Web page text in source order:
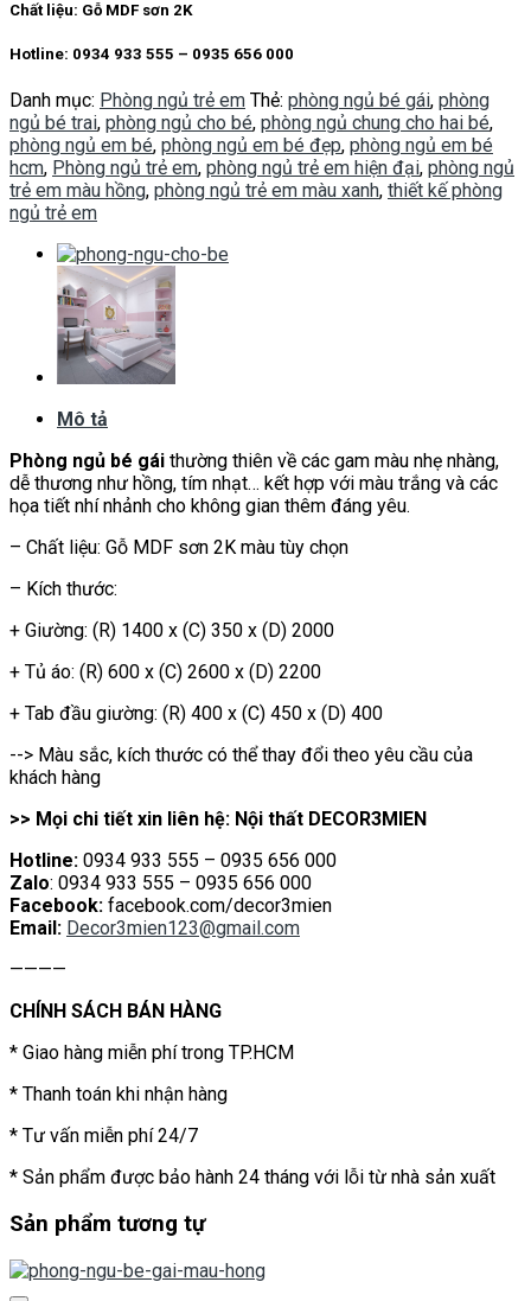
Chất liệu: Gỗ MDF sơn 2K
Hotline: 0934 933 555 – 0935 656 000
Danh mục: Phòng ngủ trẻ em Thẻ: phòng ngủ bé gái, phòng
ngủ bé trai, phòng ngủ cho bé, phòng ngủ chung cho hai bé,
phòng ngủ em bé, phòng ngủ em bé đẹp, phòng ngủ em bé
hcm, Phòng ngủ trẻ em, phòng ngủ trẻ em hiện đại, phòng ngủ
trẻ em màu hồng, phòng ngủ trẻ em màu xanh, thiết kế phòng
ngủ trẻ em
Mô tả
Phòng ngủ bé gái thường thiên về các gam màu nhẹ nhàng,
dễ thương như hồng, tím nhạt… kết hợp với màu trắng và các
họa tiết nhí nhảnh cho không gian thêm đáng yêu.
– Chất liệu: Gỗ MDF sơn 2K màu tùy chọn
– Kích thước:
+ Giường: (R) 1400 x (C) 350 x (D) 2000
+ Tủ áo: (R) 600 x (C) 2600 x (D) 2200
+ Tab đầu giường: (R) 400 x (C) 450 x (D) 400
--> Màu sắc, kích thước có thể thay đổi theo yêu cầu của
khách hàng
>> Mọi chi tiết xin liên hệ: Nội thất DECOR3MIEN
Hotline: 0934 933 555 – 0935 656 000
Zalo: 0934 933 555 – 0935 656 000
Facebook: facebook.com/decor3mien
Email: Decor3mien123@gmail.com
————
CHÍNH SÁCH BÁN HÀNG
* Giao hàng miễn phí trong TP.HCM
* Thanh toán khi nhận hàng
* Tư vấn miễn phí 24/7
* Sản phẩm được bảo hành 24 tháng với lỗi từ nhà sản xuất
Sản phẩm tương tự